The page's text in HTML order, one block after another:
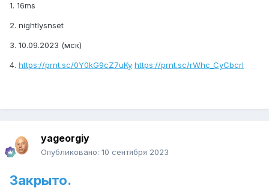
1. 16ms
2. nightlysnset
3. 10.09.2023 (мск)
4. https://prnt.sc/0Y0kG9cZ7uKy https://prnt.sc/rWhc_CyCbcrl
yageorgiy
Опубликовано: 10 сентября 2023
Закрыто.